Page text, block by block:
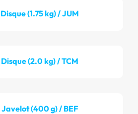
Disque (1.75 kg) / JUM
Disque (2.0 kg) / TCM
Javelot (400 g) / BEF